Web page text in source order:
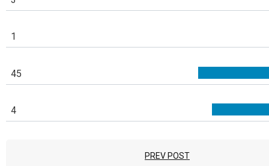
1
45
4
PREV POST